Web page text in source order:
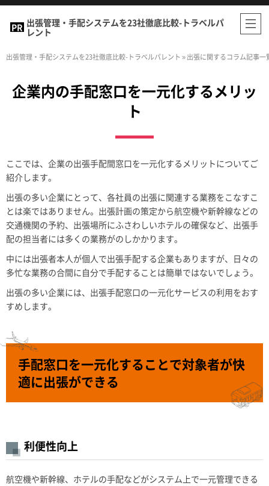
出張管理・手配システムを23社徹底比較-トラベルパ
レント
出張管理・手配システムを23社徹底比較-トラベルパレント »出張に関するコラム記事一
企業内の手配窓口を一元化するメリッ
ト
ここでは、企業の出張手配間窓口を一元化するメリットについてご
紹介します。
出張の多い企業にとって、各社員の出張に関連する業務をこなすこ
とは楽ではありません。出張計画の策定から航空機や新幹線などの
交通機関の予約、出張場所にふさわしいホテルの確保など、出張手
配の担当者には多くの業務がのしかかります。
中には出張者本人が個人で出張手配する企業もありますが、日々の
多忙な業務の合間に自分で手配することは簡単ではないでしょう。
出張の多い企業には、出張手配窓口の一元化サービスの利用をおす
すめします。
手配窓口を一元化することで対象者が快
適に出張ができる
利便性向上
航空機や新幹線、ホテルの手配などがシステム上で一元管理できる